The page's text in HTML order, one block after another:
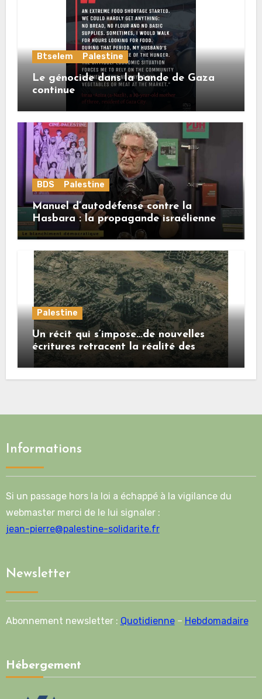
Btselem Palestine
Le génocide dans la bande de Gaza
continue
BDS Palestine
Manuel d’autodéfense contre la
Hasbara : la propagande israélienne
Palestine
Un récit qui s’impose…de nouvelles
écritures retracent la réalité des
crimes sionistes à Gaza
Informations
Si un passage hors la loi a échappé à la vigilance du
webmaster merci de le lui signaler :
jean-pierre@palestine-solidarite.fr
Newsletter
Abonnement newsletter : Quotidienne– Hebdomadaire
Hébergement